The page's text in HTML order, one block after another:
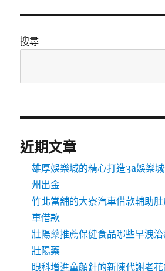
搜尋
近期文章
雄厚娛樂城的精心打造3a娛樂
州出金
竹北當舖的大寮汽車借款輔助
車借款
壯陽藥推薦保健食品哪些早洩
壯陽藥
眼科增進童顏針的新陳代謝老